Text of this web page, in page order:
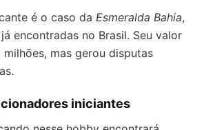
é o caso da Esmeralda Bahia,
encontradas no Brasil. Seu valor
mas gerou disputas
iniciantes